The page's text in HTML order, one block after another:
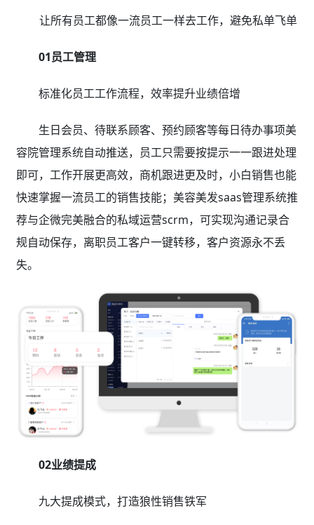
让所有员工都像一流员工一样去工作，避免私单飞单
01员工管理
标准化员工工作流程，效率提升业绩倍增
生日会员、待联系顾客、预约顾客等每日待办事项美
容院管理系统自动推送，员工只需要按提示一一跟进处理
即可，工作开展更高效，商机跟进更及时，小白销售也能
快速掌握一流员工的销售技能；美容美发saas管理系统推
荐与企微完美融合的私域运营scrm，可实现沟通记录合
规自动保存，离职员工客户一键转移，客户资源永不丢
失。
02业绩提成
九大提成模式，打造狼性销售铁军